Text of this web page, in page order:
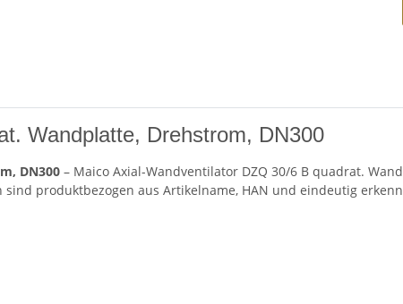
Wandplatte, Drehstrom, DN300
DN300 – Maico Axial-Wandventilator DZQ 30/6 B quadrat.
produktbezogen aus Artikelname, HAN und eindeutig